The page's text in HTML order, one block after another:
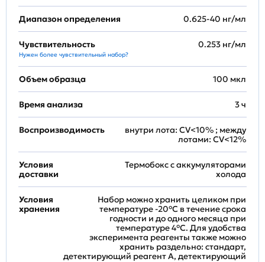
Диапазон определения 0.625-40 нг/мл
Чувствительность
Нужен более чувствительный набор?
0.253 нг/мл
Объем образца 100 мкл
Время анализа 3 ч
Воспроизводимость
внутри лота: CV<10% ; между
лотами: CV<12%
Условия
доставки
Термобокс с аккумуляторами
холода
Условия
хранения
Набор можно хранить целиком при
температуре -20°C в течение срока
годности и до одного месяца при
температуре 4°C. Для удобства
эксперимента реагенты также можно
хранить раздельно: стандарт,
детектирующий реагент A, детектирующий